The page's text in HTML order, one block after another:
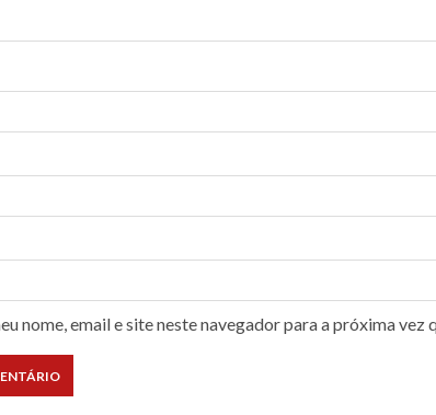
nome, email e site neste navegador para a próxima vez